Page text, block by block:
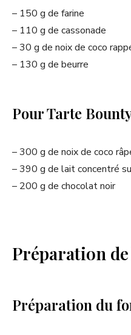
– 150 g de farine
– 110 g de cassonade
– 30 g de noix de coco
– 130 g de beurre
Pour Tarte
– 300 g de noix de coco
– 390 g de lait concentré
– 200 g de chocolat noir
Préparation
Préparation du